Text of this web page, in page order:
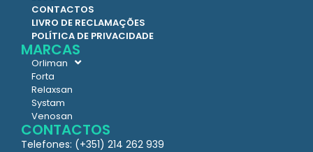
CONTACTOS
LIVRO DE RECLAMAÇÕES
POLÍTICA DE PRIVACIDADE
MARCAS
Orliman
Forta
Relaxsan
Systam
Venosan
CONTACTOS
Telefones: (+351) 214 262 939